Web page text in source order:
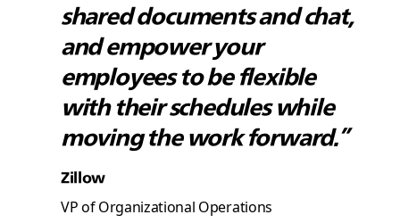
shared documents and chat,
and empower your
employees to be flexible
with their schedules while
moving the work forward.”
Zillow
VP of Organizational Operations